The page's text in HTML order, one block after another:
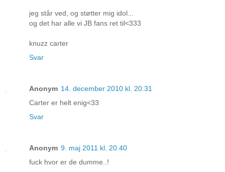
jeg står ved, og støtter mig idol...
og det har alle vi JB fans ret til<333
knuzz carter
Svar
Anonym 14. december 2010 kl. 20.31
Carter er helt enig<33
Svar
Anonym 9. maj 2011 kl. 20.40
fuck hvor er de dumme..!